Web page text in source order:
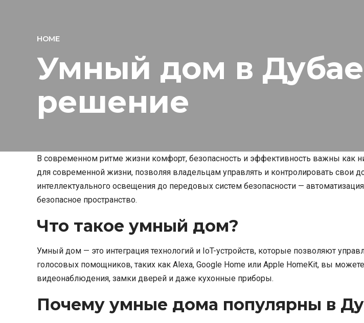
HOME
Умный дом в
решение
В современном ритме жизни комфорт, безопасность и эффективность важны как
для современной жизни, позволяя владельцам управлять и контролировать свои
интеллектуального освещения до передовых систем безопасности —
безопасное пространство.
Что такое умный дом?
Умный дом — это интеграция технологий и IoT-устройств, которые позволяют
голосовых помощников, таких как Alexa, Google Home или Apple HomeKit, вы
видеонаблюдения, замки дверей и даже кухонные приборы.
Почему умные дома популярны в